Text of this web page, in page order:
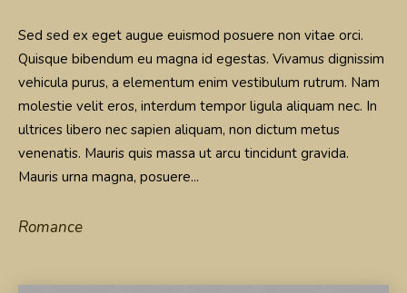
Sed sed ex eget augue euismod posuere non vitae orci.
Quisque bibendum eu magna id egestas. Vivamus dignissim
vehicula purus, a elementum enim vestibulum rutrum. Nam
molestie velit eros, interdum tempor ligula aliquam nec. In
ultrices libero nec sapien aliquam, non dictum metus
venenatis. Mauris quis massa ut arcu tincidunt gravida.
Mauris urna magna, posuere...
Romance